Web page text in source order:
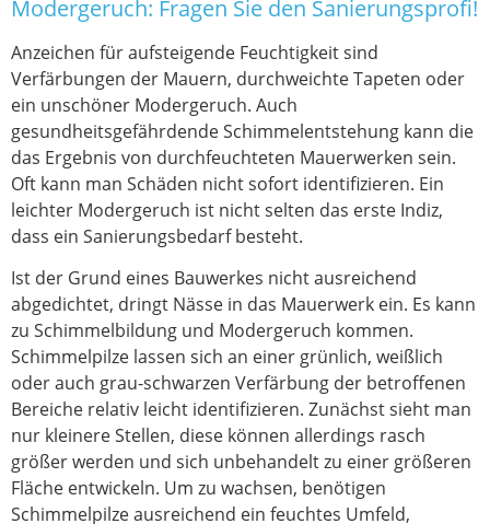
Modergeruch: Fragen Sie den Sanierungsprofi!
Anzeichen für aufsteigende Feuchtigkeit sind
Verfärbungen der Mauern, durchweichte Tapeten oder
ein unschöner Modergeruch. Auch
gesundheitsgefährdende Schimmelentstehung kann die
das Ergebnis von durchfeuchteten Mauerwerken sein.
Oft kann man Schäden nicht sofort identifizieren. Ein
leichter Modergeruch ist nicht selten das erste Indiz,
dass ein Sanierungsbedarf besteht.
Ist der Grund eines Bauwerkes nicht ausreichend
abgedichtet, dringt Nässe in das Mauerwerk ein. Es kann
zu Schimmelbildung und Modergeruch kommen.
Schimmelpilze lassen sich an einer grünlich, weißlich
oder auch grau-schwarzen Verfärbung der betroffenen
Bereiche relativ leicht identifizieren. Zunächst sieht man
nur kleinere Stellen, diese können allerdings rasch
größer werden und sich unbehandelt zu einer größeren
Fläche entwickeln. Um zu wachsen, benötigen
Schimmelpilze ausreichend ein feuchtes Umfeld,